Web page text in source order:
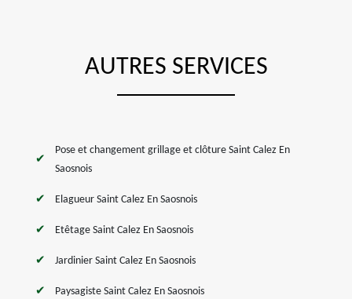
AUTRES SERVICES
Pose et changement grillage et clôture Saint Calez En
Saosnois
Elagueur Saint Calez En Saosnois
Etêtage Saint Calez En Saosnois
Jardinier Saint Calez En Saosnois
Paysagiste Saint Calez En Saosnois